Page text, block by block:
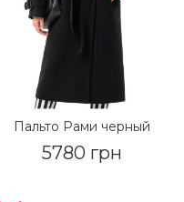
Пальто Рами черный
5780 грн